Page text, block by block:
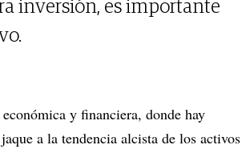
inversión, es importante
y financiera, donde hay
a la tendencia alcista de los activos